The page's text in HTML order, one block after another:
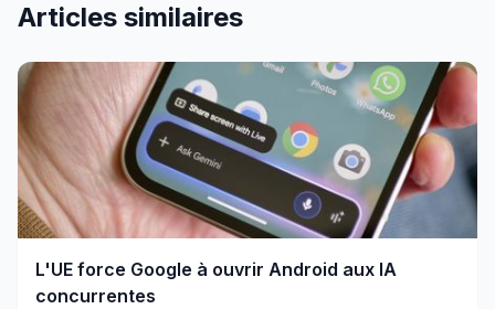
Articles similaires
L'UE force Google à ouvrir Android aux IA
concurrentes